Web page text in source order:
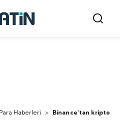
Haberleri > Binance'tan kripto